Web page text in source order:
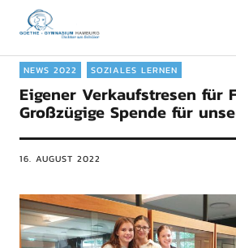
Goethe-Gymnasium
NEWS 2022 SOZIALES LERNEN
Eigener Verkaufstresen für
Großzügige Spende für
16. AUGUST 2022